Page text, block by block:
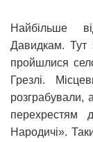
Найбільше
Давидкам. Тут
пройшлися
Грезлі.
розграбували,
Народичі».